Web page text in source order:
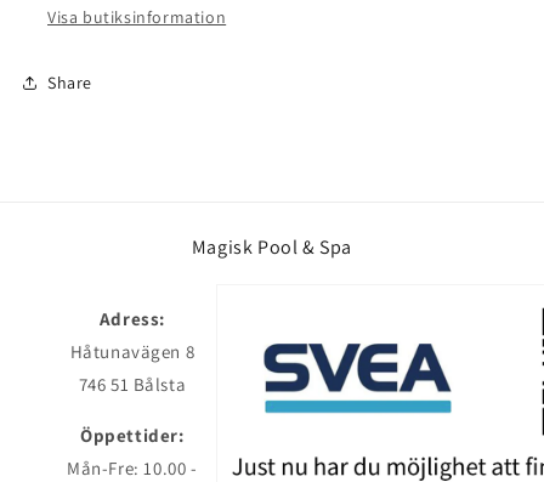
Visa butiksinformation
Share
Magisk Pool & Spa
Adress:
Håtunavägen 8
746 51 Bålsta
Öppettider:
Mån-Fre: 10.00 -